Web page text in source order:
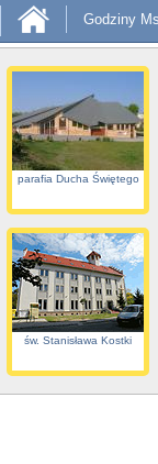
Godziny
parafia Ducha Świętego
św. Stanisława Kostki